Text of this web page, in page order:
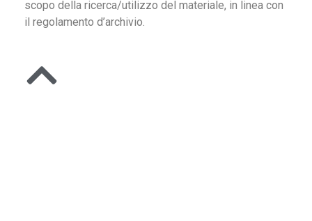
scopo della ricerca/utilizzo del materiale, in linea con
il regolamento d’archivio.